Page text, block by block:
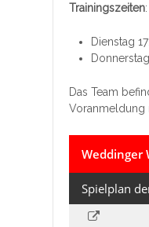
Trainingszeiten:
Dienstag
Das Team
Voranmeldung